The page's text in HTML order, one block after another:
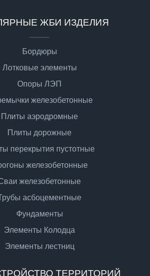
ЖБИ ИЗДЕЛИЯ
Бордюры
Лотковые элементы
Опоры ЛЭП
железобетонные
Плиты аэродромные
Плиты дорожные
перекрытия пустотные
железобетонные
железобетонные
асбоцементные
Фундаменты
Элементы Колодца
Элементы лестниц
ТЕРРИТОРИЙ